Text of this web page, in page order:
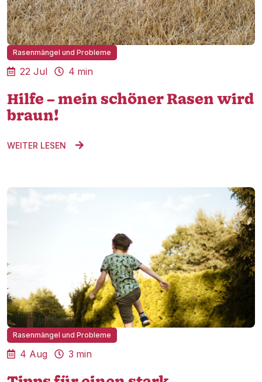
Rasenmängel und Probleme
 22 Jul  4 min
Hilfe – mein schöner Rasen wird
braun!
WEITER LESEN 
Rasenmängel und Probleme
 4 Aug  3 min